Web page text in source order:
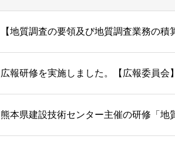
広報研修を実施しました。【広報委員会】